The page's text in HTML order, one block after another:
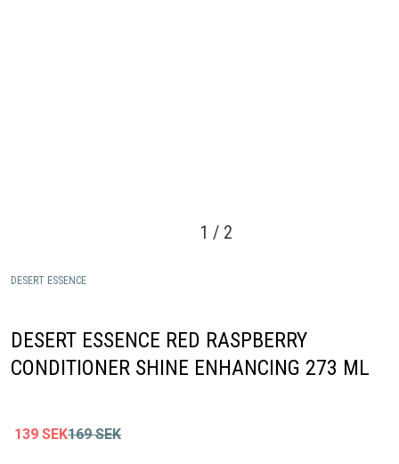
1 / 2
DESERT ESSENCE
DESERT ESSENCE RED RASPBERRY
CONDITIONER SHINE ENHANCING 273 ML
139 SEK169 SEK